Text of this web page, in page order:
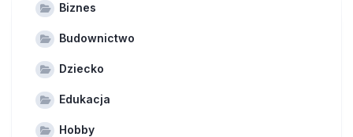
Biznes
Budownictwo
Dziecko
Edukacja
Hobby